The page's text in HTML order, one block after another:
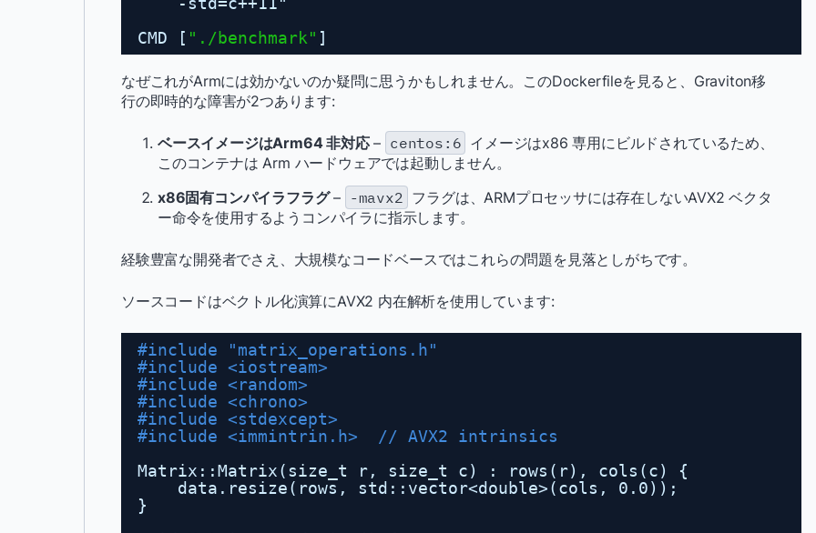
CMD [ "./benchmark" ]
なぜこれがArmには効かないのか疑問に思うかもしれません。このDockerfileを見ると、Graviton移
行の即時的な障害が2つあります:
ベースイメージはArm64 非対応– centos:6 イメージはx86 専用にビルドされているため、
このコンテナは Arm ハードウェアでは起動しません。
x86固有コンパイラフラグ– -mavx2 フラグは、ARMプロセッサには存在しないAVX2 ベクタ
ー命令を使用するようコンパイラに指示します。
経験豊富な開発者でさえ、大規模なコードベースではこれらの問題を見落としがちです。
ソースコードはベクトル化演算にAVX2 内在解析を使用しています:
#include "matrix_operations.h"
#include <iostream>
#include <random>
#include <chrono>
#include <stdexcept>
#include <immintrin.h>  // AVX2 intrinsics
Matrix::Matrix(size_t r, size_t c) : rows(r), cols(c) {
data.resize(rows, std::vector<double>(cols, 0.0));
}